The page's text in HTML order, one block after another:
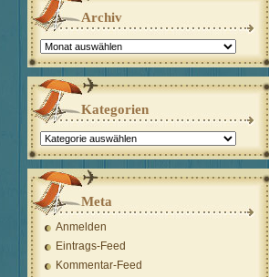
Archiv
Archiv
Kategorien
Kategorien
Meta
Anmelden
Eintrags-Feed
Kommentar-Feed